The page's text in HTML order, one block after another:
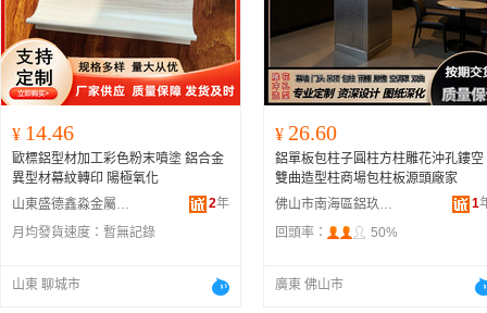
¥ 14.46
歐標鋁型材加工彩色粉末噴塗 鋁合金
異型材幕紋轉印 陽極氧化
山東盛德鑫淼金屬材料有限公司
2年
月均發貨速度： 暫無記錄
山東 聊城市
¥ 26.60
鋁單板包柱子圓柱方柱雕花沖孔鏤空
雙曲造型柱商場包柱板源頭廠家
佛山市南海區鋁玖建材廠
1
回頭率：
50%
廣東 佛山市